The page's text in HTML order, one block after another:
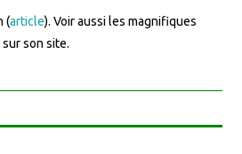
(article). Voir aussi les magnifiques
sur son site.